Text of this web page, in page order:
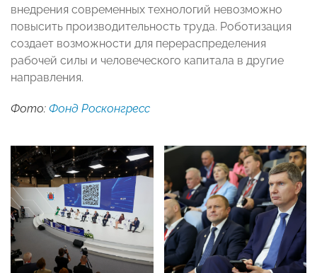
внедрения современных технологий невозможно
повысить производительность труда. Роботизация
создает возможности для перераспределения
рабочей силы и человеческого капитала в другие
направления.
Фото: Фонд Росконгресс